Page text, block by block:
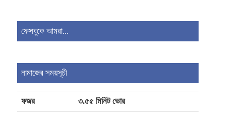
ইউক্রেনে হামলার জন্য ১২০ ক্ষেপণাস্ত্র
সেন্সর ছাড়পত্র পেল ‘আওয়ারাপান ২’
ফেসবুকে আমরা...
নামাজের সময়সূচী
ফজর ৩.৫৫ মিনিট ভোর